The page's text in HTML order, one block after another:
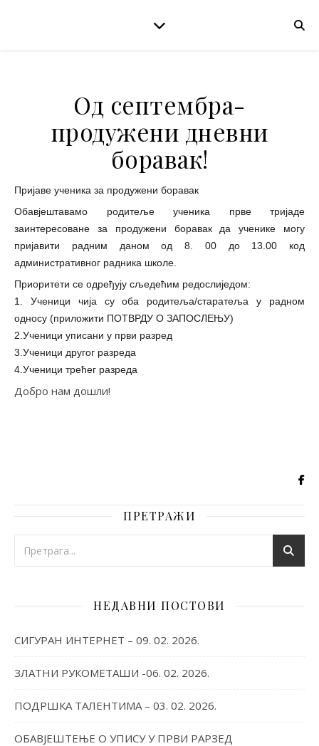
Од септембра-
продужени дневни
боравак!
Пријаве ученика за продужени боравак
Обавјештавамо родитеље ученика прве тријаде
заинтересоване за продужени боравак да ученике могу
пријавити радним даном од 8. 00 до 13.00 код
административног радника школе.
Приоритети се одређују сљедећим редослиједом:
1. Ученици чија су оба родитеља/старатеља у радном
односу (приложити ПОТВРДУ О ЗАПОСЛЕЊУ)
2.Ученици уписани у први разред
3.Ученици другог разреда
4.Ученици трећег разреда
Добро нам дошли!
ПРЕТРАЖИ
НЕДАВНИ ПОСТОВИ
СИГУРАН ИНТЕРНЕТ – 09. 02. 2026.
ЗЛАТНИ РУКОМЕТАШИ -06. 02. 2026.
ПОДРШКА ТАЛЕНТИМА – 03. 02. 2026.
ОБАВЈЕШТЕЊЕ О УПИСУ У ПРВИ РАРЗЕД